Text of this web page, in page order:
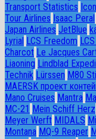
Transport Statistics
Tour Airlines Isaac Peral
Japan Airlines JetBlue
Lyrial LCS Freedom
Charcot Le Jacques
Liaoning Lindblad
Technik Lürssen M80
MAERSK проект
Mano Cruises Mantra
MC-21 Mein Schiff Herz
Meyer Werft MIDALS
Montana MQ-9 Reaper